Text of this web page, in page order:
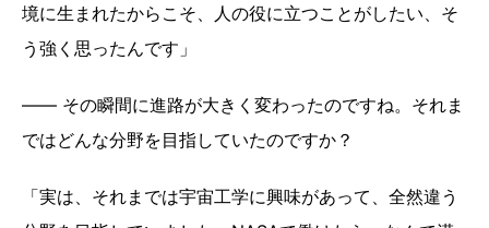
境に生まれたからこそ、人の役に立つことがしたい、そ
う強く思ったんです」
―― その瞬間に進路が大きく変わったのですね。それま
ではどんな分野を目指していたのですか？
「実は、それまでは宇宙工学に興味があって、全然違う